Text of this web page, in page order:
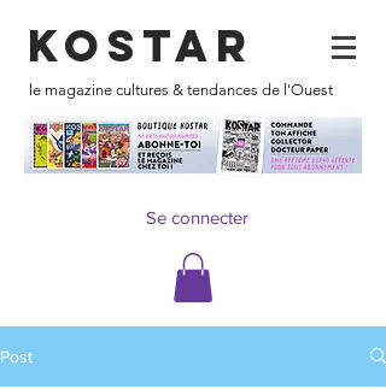
KOSTAR
le magazine cultures & tendances de l'Ouest
Se connecter
Post